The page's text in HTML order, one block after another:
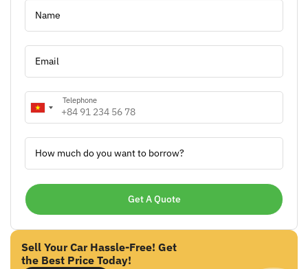
Name
Email
Telephone
How much do you want to borrow?
Sell Your Car Hassle-Free! Get
the Best Price Today!